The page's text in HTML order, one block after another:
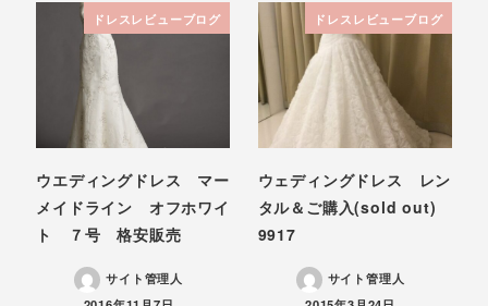
ドレスレビューブログ
ウエディングドレス マー
メイドライン オフホワイ
ト ７号 格安販売
サイト管理人
投稿日
ドレスレビューブログ
ウェディングドレス レン
タル＆ご購入(sold out)
9917
サイト管理人
投稿日